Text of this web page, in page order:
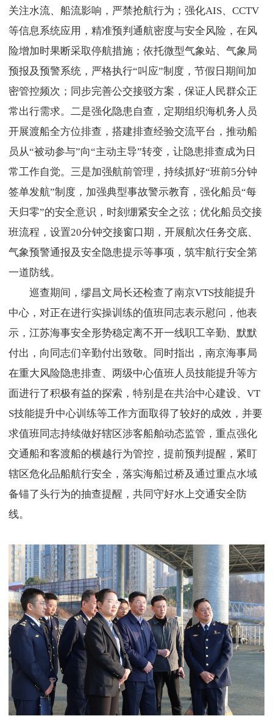
关注水流、船流影响，严禁抢航行为；强化AIS、CCTV
等信息系统应用，精准预判通航密度与安全风险，在风
险增加时果断采取停航措施；依托微型气象站、气象局
预报及预警系统，严格执行“叫应”制度，节假日期间加
密管控频次；同步完善公交接驳方案，保证人民群众正
常出行需求。二是强化隐患自查，定期组织海机务人员
开展渡船全方位排查，搭建排查经验交流平台，推动船
员从“被动参与”向“主动主导”转变，让隐患排查成为日
常工作自觉。三是加强航前管理，持续抓好“班前5分钟
签单发航”制度，加强典型事故警示教育，强化船员“每
天归零”的安全意识，时刻绷紧安全之弦；优化船员交接
班流程，设置20分钟交接窗口期，开展航次任务交底、
气象预警通报及安全隐患提示等事项，筑牢航行安全第
一道防线。
巡查期间，缪昌文局长还检查了南京VTS技能提升
中心，对正在进行实操训练的值班同志表示慰问，他表
示，江苏海事安全形势稳定离不开一线职工辛勤、默默
付出，向同志们辛勤付出致敬。同时指出，南京海事局
在重大风险隐患排查、两级中心值班人员技能提升等方
面进行了积极有益的探索，特别是在共治中心建设、VT
S技能提升中心训练等工作方面取得了较好的成效，并要
求值班同志持续做好辖区涉客船舶动态监管，重点强化
交通船和客渡船的横越行为管控，提前预判提醒，紧盯
辖区危化品船航行安全，落实海船过桥及通过重点水域
备锚了头行为的抽查提醒，共同守好水上交通安全防
线。